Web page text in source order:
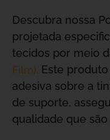
Descubra nossa
projetada
tecidos por meio
Film). Este
adesiva sobre a
de suporte,
qualidade que